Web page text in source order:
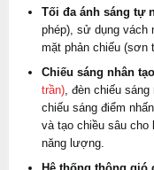
Tối đa ánh sáng tự
phép), sử dụng vách
mặt phản chiếu (sơn
Chiếu sáng nhân
trần), đèn chiếu sáng
chiếu sáng điểm
và tạo chiều sâu cho
năng lượng.